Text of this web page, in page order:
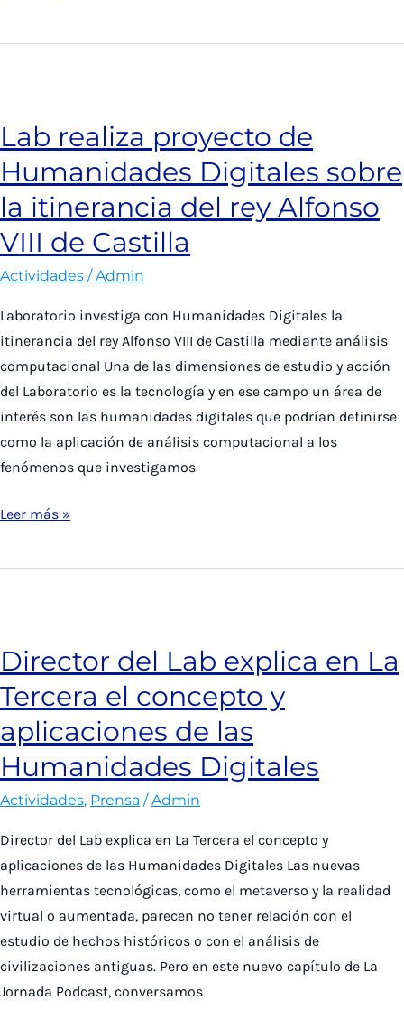
conferencia
del
genocidio
de
Ruanda
a
cargo
profesor
Mauricio
Cox
Lab realiza proyecto de
Humanidades Digitales sobre
la itinerancia del rey Alfonso
VIII de Castilla
Actividades /Admin
Laboratorio investiga con Humanidades Digitales la
itinerancia del rey Alfonso VIII de Castilla mediante análisis
computacional Una de las dimensiones de estudio y acción
del Laboratorio es la tecnología y en ese campo un área de
interés son las humanidades digitales que podrían definirse
como la aplicación de análisis computacional a los
fenómenos que investigamos
Lab
proyecto
sobre
la
itinerancia
del
rey
Alfonso
de
Castilla
Leer más »
Director del Lab explica en La
Tercera el concepto y
aplicaciones de las
Humanidades Digitales
Actividades, Prensa /Admin
Director del Lab explica en La Tercera el concepto y
aplicaciones de las Humanidades Digitales Las nuevas
herramientas tecnológicas, como el metaverso y la realidad
virtual o aumentada, parecen no tener relación con el
estudio de hechos históricos o con el análisis de
civilizaciones antiguas. Pero en este nuevo capítulo de La
Jornada Podcast, conversamos